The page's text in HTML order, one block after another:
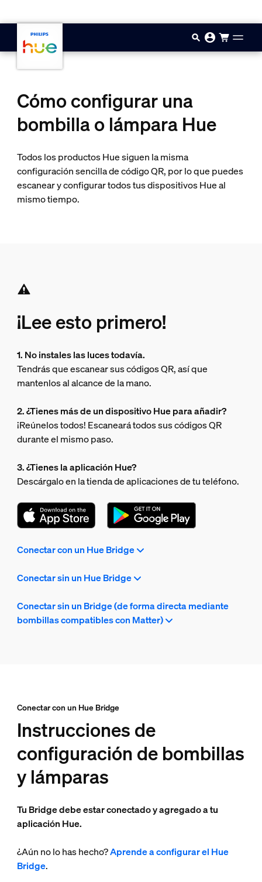
Cómo configurar una
bombilla o lámpara Hue
Todos los productos Hue siguen la misma
configuración sencilla de código QR, por lo que puedes
escanear y configurar todos tus dispositivos Hue al
mismo tiempo.
¡Lee esto primero!
1. No instales las luces todavía.
Tendrás que escanear sus códigos QR, así que
mantenlos al alcance de la mano.
2. ¿Tienes más de un dispositivo Hue para añadir?
¡Reúnelos todos! Escaneará todos sus códigos QR
durante el mismo paso.
3. ¿Tienes la aplicación Hue?
Descárgalo en la tienda de aplicaciones de tu teléfono.
Conectar con un Hue Bridge
Conectar sin un Hue Bridge
Conectar sin un Bridge (de forma directa mediante
bombillas compatibles con Matter)
Conectar con un Hue Bridge
Instrucciones de
configuración de bombillas
y lámparas
Tu Bridge debe estar conectado y agregado a tu
aplicación Hue.
¿Aún no lo has hecho?Aprende a configurar el Hue
Bridge.